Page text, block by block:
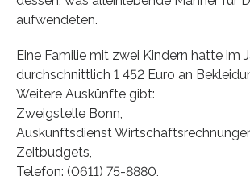
aufwendeten.
Eine Familie mit zwei Kindern hatte im
durchschnittlich 1 452 Euro an
Weitere Auskünfte gibt:
Zweigstelle Bonn,
Auskunftsdienst
Zeitbudgets,
Telefon: (0611) 75-8880,